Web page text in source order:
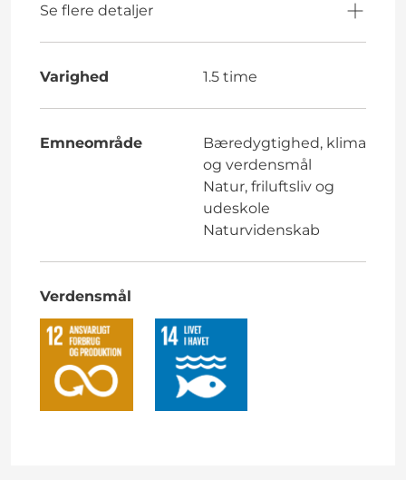
Se flere detaljer
Varighed 1.5 time
Emneområde
Bæredygtighed, klima
og verdensmål
Natur, friluftsliv og
udeskole
Naturvidenskab
Verdensmål